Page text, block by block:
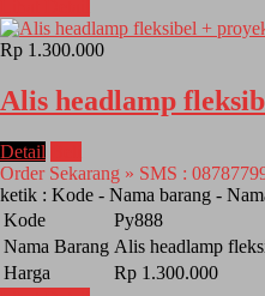
Rp 1.300.000
Alis headlamp
Detail
Order Sekarang » SMS :
ketik : Kode - Nama barang -
Kode
Py888
Nama Barang Alis headlamp
Harga
Rp 1.300.000